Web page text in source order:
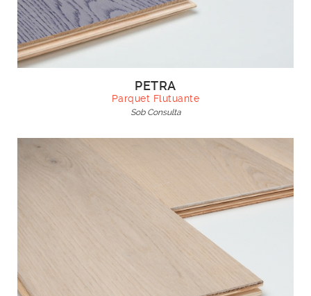
PETRA
Parquet Flutuante
Sob Consulta